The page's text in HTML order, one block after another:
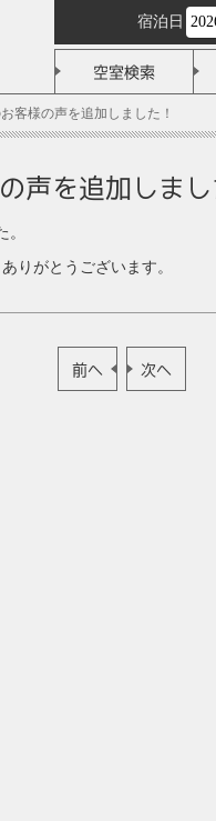
宿泊日
空室検索
客様の声を追加しました！
声を追加しまし
。
りがとうございます。
前へ 次へ